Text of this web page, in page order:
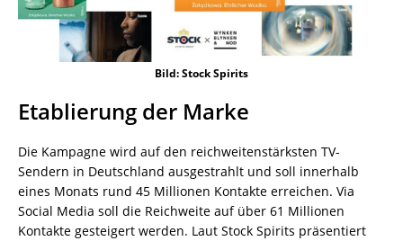
Bild: Stock Spirits
Etablierung der Marke
Die Kampagne wird auf den reichweitenstärksten TV-
Sendern in Deutschland ausgestrahlt und soll innerhalb
eines Monats rund 45 Millionen Kontakte erreichen. Via
Social Media soll die Reichweite auf über 61 Millionen
Kontakte gesteigert werden. Laut Stock Spirits präsentiert